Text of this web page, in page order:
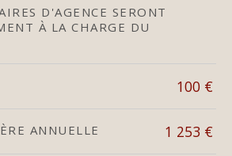
D'AGENCE SERONT
À LA CHARGE DU
100 €
ANNUELLE 1 253 €